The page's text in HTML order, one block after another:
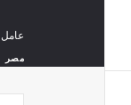
مصر